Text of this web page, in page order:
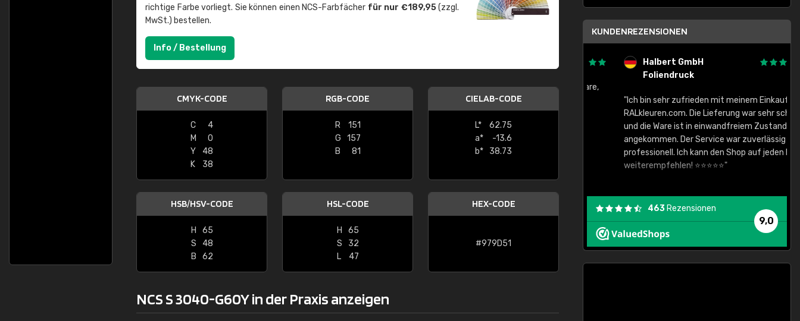
richtige Farbe vorliegt. Sie können einen NCS-Farbfächer für nur €189,95(zzgl.
MwSt.) bestellen.
Info / Bestellung
CMYK-CODE
C
4
M
0
Y
48
K
38
RGB-CODE
R
151
G
157
B
81
CIELAB-CODE
L*
62.75
a*
-13.6
b*
38.73
HSB/HSV-CODE
H
65
S
48
B
62
HSL-CODE
H
65
S
32
L
47
HEX-CODE
#979D51
NCS S 3040-G60Y in der Praxis anzeigen
KUNDENREZENSIONEN
"Alles so, wie man es sich wünscht, gute Ware,
schnelle Lieferung."
Halbert GmbH
Foliendruck
"Ich bin sehr zufrieden mit meinem Einkauf bei
RALkleuren.com. Die Lieferung war sehr schnell
und die Ware ist in einwandfreiem Zustand
angekommen. Der Service war zuverlässig und
professionell. Ich kann den Shop auf jeden Fall
weiterempfehlen! ⭐⭐⭐⭐⭐"
9,0
463 Rezensionen